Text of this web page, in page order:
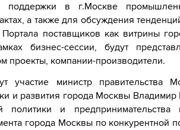
в г.Москве
а также для обсуждения
поставщиков как витрины
бизнес-сессии, будут
проекты, компании-производители.
участие министр правительства
и развития города Москвы
политики и
города Москвы по конкурентной